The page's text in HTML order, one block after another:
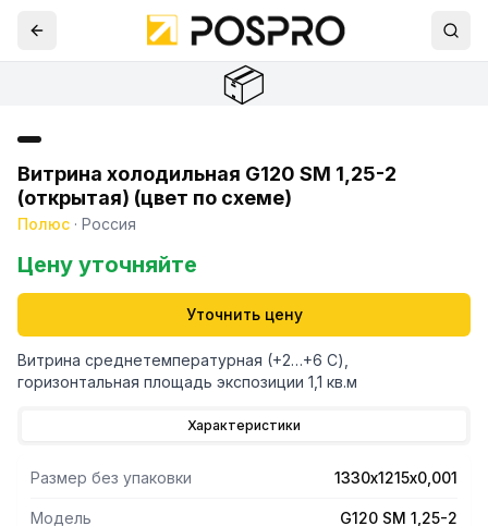
📦
Витрина холодильная G120 SM 1,25-2
(открытая) (цвет по схеме)
Полюс · Россия
Цену уточняйте
Уточнить цену
Витрина среднетемпературная (+2…+6 С),
горизонтальная площадь экспозиции 1,1 кв.м
Характеристики
Размер без упаковки 1330х1215х0,001
Модель G120 SM 1,25-2